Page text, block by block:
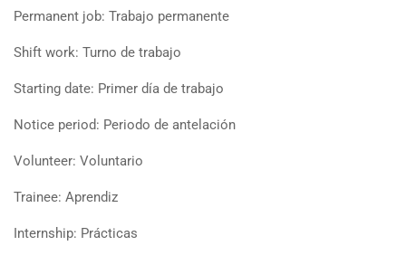
Permanent job: Trabajo permanente
Shift work: Turno de trabajo
Starting date: Primer día de trabajo
Notice period: Periodo de antelación
Volunteer: Voluntario
Trainee: Aprendiz
Internship: Prácticas